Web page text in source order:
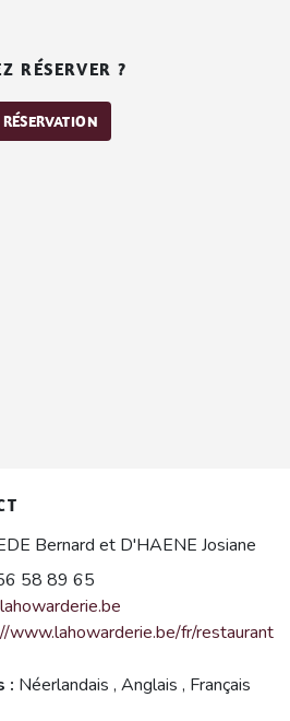
RÉSERVER ?
Bernard et D'HAENE Josiane
58 89 65
www.lahowarderie.be/fr/restaurant
: Néerlandais , Anglais , Français